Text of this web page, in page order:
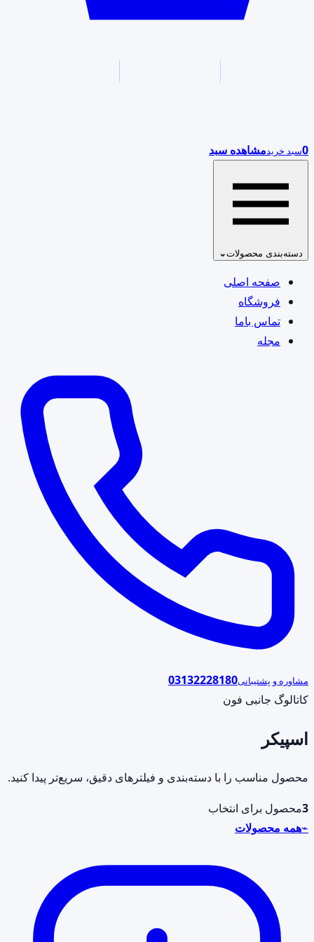
0سبد خریدمشاهده سبد
دسته‌بندی محصولات⌄
صفحه اصلی
فروشگاه
تماس باما
مجله
مشاوره و پشتیبانی03132228180
کاتالوگ جانبی فون
اسپیکر
محصول مناسب را با دسته‌بندی و فیلترهای دقیق، سریع‌تر پیدا کنید.
3محصول برای انتخاب
⌁همه محصولات